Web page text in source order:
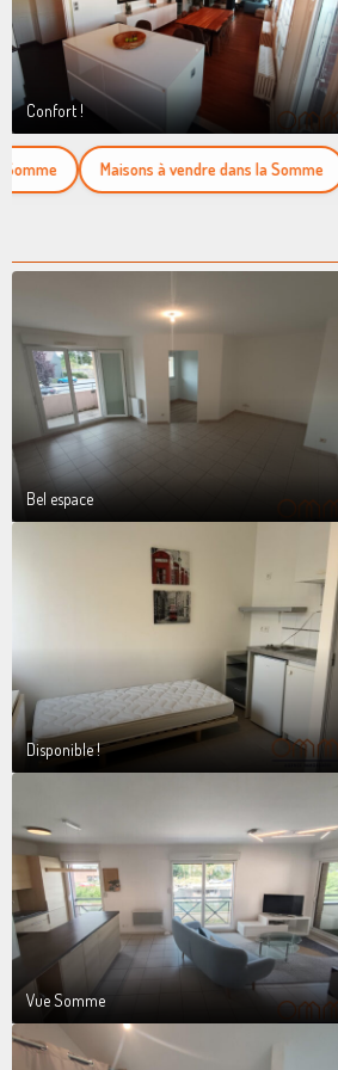
Confort !
Maisons à vendre dans la Somme
Bel espace
Disponible !
Vue Somme